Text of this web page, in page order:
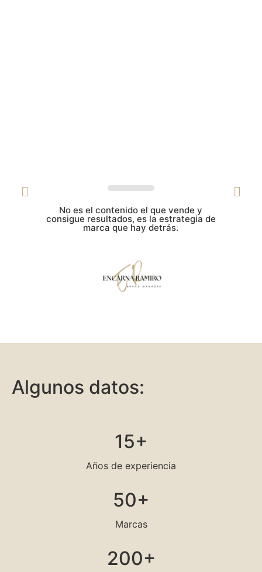
No es el contenido el que vende y
consigue resultados, es la estrategia de
marca que hay detrás.
Algunos datos:
15+
Años de experiencia
50+
Marcas
200+